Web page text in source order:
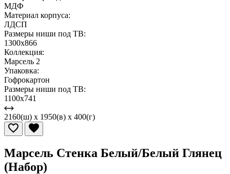
МДФ
Материал корпуса:
ЛДСП
Размеры ниши под ТВ:
1300х866
Коллекция:
Марсель 2
Упаковка:
Гофрокартон
Размеры ниши под ТВ:
1100х741
2160(ш) x 1950(в) x 400(г)
Марсель Стенка Белый/Белый Глянец
(Набор)